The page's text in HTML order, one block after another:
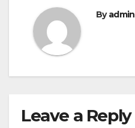
Byadmin
Leave a Reply